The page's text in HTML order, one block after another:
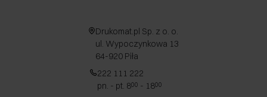
Drukomat.pl Sp. z o. o.
ul. Wypoczynkowa 13
64-920 Piła
222 111 222
pn. - pt. 800 - 1800